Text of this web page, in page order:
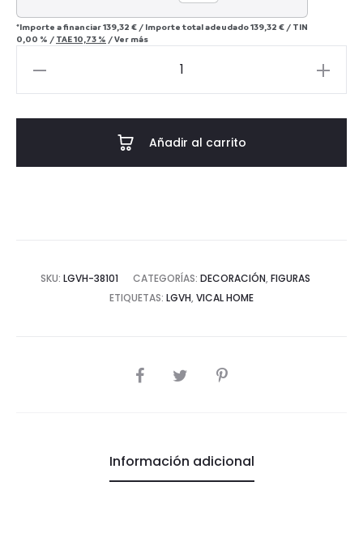
*Importe a financiar139,32 € / Importe total adeudado139,32 € / TIN
0,00 % / TAE10,73 % /Ver más
Añadir al carrito
SKU: LGVH-38101 CATEGORÍAS: DECORACIÓN, FIGURAS
ETIQUETAS: LGVH, VICAL HOME
COMPARTIR
Información adicional